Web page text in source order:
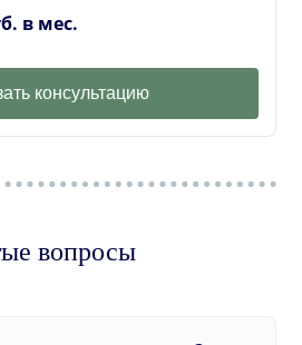
в мес.
консультацию
вопросы